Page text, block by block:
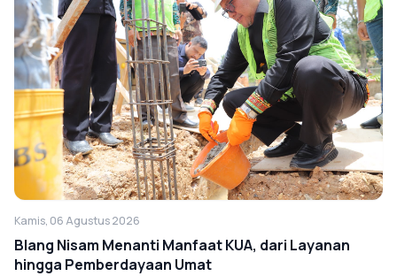
Kamis, 06 Agustus 2026
Blang Nisam Menanti Manfaat KUA, dari Layanan
hingga Pemberdayaan Umat